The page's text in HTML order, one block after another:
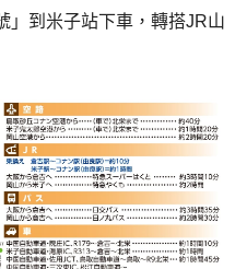
」到米子站下車，轉搭JR山